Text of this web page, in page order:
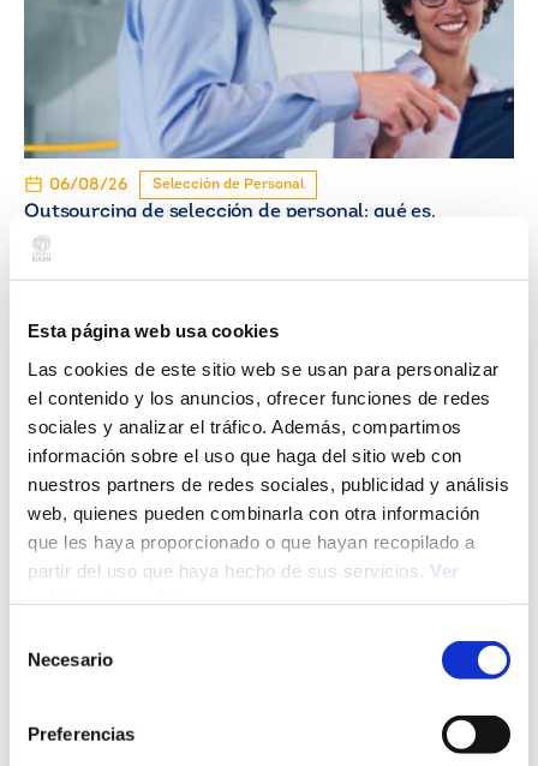
Esta página web usa cookies
Las cookies de este sitio web se usan para personalizar
el contenido y los anuncios, ofrecer funciones de redes
sociales y analizar el tráfico. Además, compartimos
información sobre el uso que haga del sitio web con
nuestros partners de redes sociales, publicidad y análisis
web, quienes pueden combinarla con otra información
que les haya proporcionado o que hayan recopilado a
partir del uso que haya hecho de sus servicios. Ver
Necesario
Preferencias
06/08/26 Selección de Personal
Outsourcing de selección de personal: qué es,
cómo funciona y cuándo contratarlo
29/07/26 Selección de Personal
Proceso de selección de personal: qué es, etapas y